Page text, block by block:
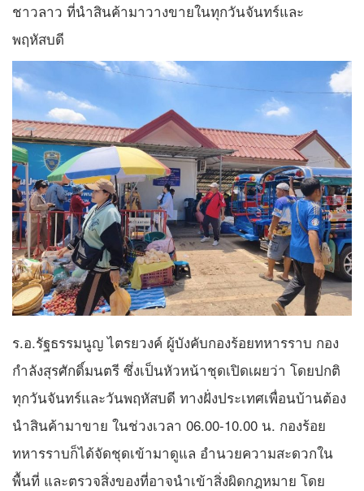
ชาวลาว ที่นำสินค้ามาวางขายในทุกวันจันทร์และ
พฤหัสบดี
ร.อ.รัฐธรรมนูญ ไตรยวงค์ ผู้บังคับกองร้อยทหารราบ กอง
กำลังสุรศักดิ์มนตรี ซึ่งเป็นหัวหน้าชุดเปิดเผยว่า โดยปกติ
ทุกวันจันทร์และวันพฤหัสบดี ทางฝั่งประเทศเพื่อนบ้านต้อง
นำสินค้ามาขาย ในช่วงเวลา 06.00-10.00 น. กองร้อย
ทหารราบก็ได้จัดชุดเข้ามาดูแล อำนวยความสะดวกใน
พื้นที่ และตรวจสิ่งของที่อาจนำเข้าสิ่งผิดกฎหมาย โดย